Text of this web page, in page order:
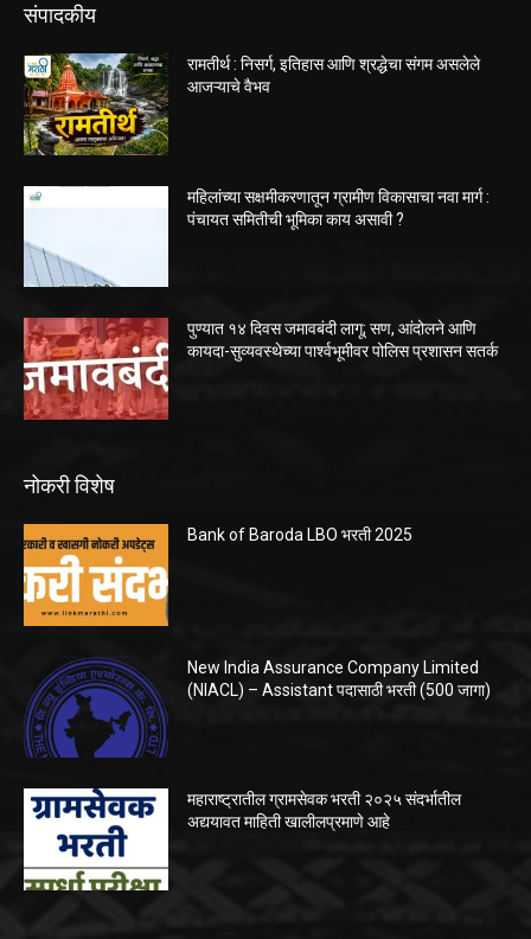
संपादकीय
रामतीर्थ : निसर्ग, इतिहास आणि श्रद्धेचा संगम असलेले
आजऱ्याचे वैभव
महिलांच्या सक्षमीकरणातून ग्रामीण विकासाचा नवा मार्ग :
पंचायत समितीची भूमिका काय असावी ?
पुण्यात १४ दिवस जमावबंदी लागू; सण, आंदोलने आणि
कायदा-सुव्यवस्थेच्या पार्श्वभूमीवर पोलिस प्रशासन सतर्क
नोकरी विशेष
Bank of Baroda LBO भरती 2025
New India Assurance Company Limited
(NIACL) – Assistant पदासाठी भरती (500 जागा)
महाराष्ट्रातील ग्रामसेवक भरती २०२५ संदर्भातील
अद्ययावत माहिती खालीलप्रमाणे आहे